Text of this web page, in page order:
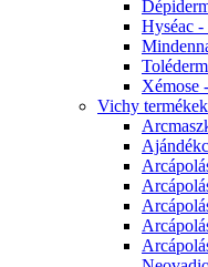
Hyséac -
Xémose
Vichy termékek